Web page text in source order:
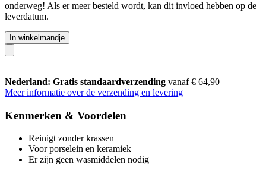
onderweg! Als er meer besteld wordt, kan dit invloed hebben op de
leverdatum.
In winkelmandje
Nederland: Gratis standaardverzending vanaf € 64,90
Meer informatie over de verzending en levering
Kenmerken & Voordelen
Reinigt zonder krassen
Voor porselein en keramiek
Er zijn geen wasmiddelen nodig